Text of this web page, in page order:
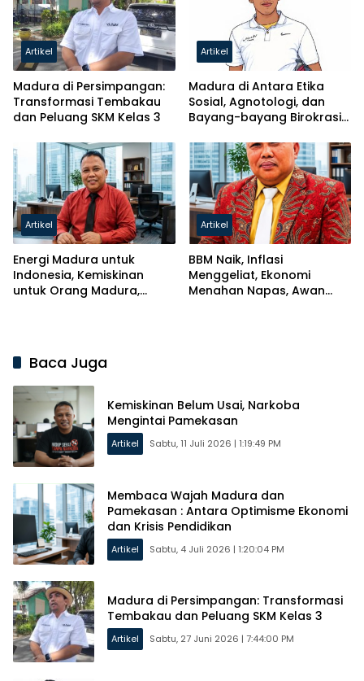
Artikel
Madura di Persimpangan:
Transformasi Tembakau
dan Peluang SKM Kelas 3
Artikel
Madura di Antara Etika
Sosial, Agnotologi, dan
Bayang-bayang Birokrasi
Artikel
Energi Madura untuk
Indonesia, Kemiskinan
untuk Orang Madura,
Artikel
BBM Naik, Inflasi
Menggeliat, Ekonomi
Menahan Napas, Awan
Baca Juga
Kemiskinan Belum Usai, Narkoba
Mengintai Pamekasan
Artikel Sabtu, 11 Juli 2026 | 1:19:49 PM
Membaca Wajah Madura dan
Pamekasan : Antara Optimisme Ekonomi
dan Krisis Pendidikan
Artikel Sabtu, 4 Juli 2026 | 1:20:04 PM
Madura di Persimpangan: Transformasi
Tembakau dan Peluang SKM Kelas 3
Artikel Sabtu, 27 Juni 2026 | 7:44:00 PM